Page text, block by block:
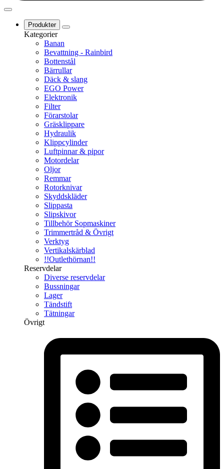
Produkter
Kategorier
Banan
Bevattning - Rainbird
Bottenstål
Bärrullar
Däck & slang
EGO Power
Elektronik
Filter
Förarstolar
Gräsklippare
Hydraulik
Klippcylinder
Luftpinnar & pipor
Motordelar
Oljor
Remmar
Rotorknivar
Skyddskläder
Slippasta
Slipskivor
Tillbehör Sopmaskiner
Trimmertråd & Övrigt
Verktyg
Vertikalskärblad
!!Outlethörnan!!
Reservdelar
Diverse reservdelar
Bussningar
Lager
Tändstift
Tätningar
Övrigt